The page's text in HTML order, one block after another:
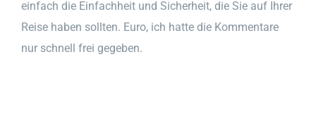
einfach die Einfachheit und Sicherheit, die Sie auf Ihrer
Reise haben sollten. Euro, ich hatte die Kommentare
nur schnell frei gegeben.